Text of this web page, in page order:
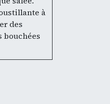
à
des
bouchées